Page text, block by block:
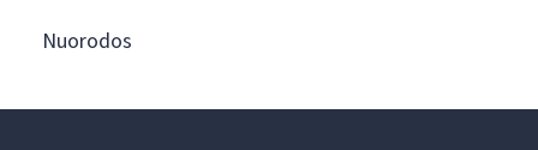
Nuorodos